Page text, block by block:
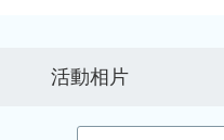
活動相片